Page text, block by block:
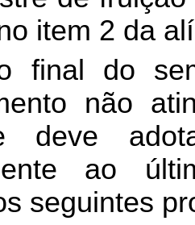
item 2 da
final do
não
deve
ao
seguintes